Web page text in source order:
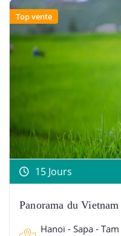
Top vente
15 Jours
Panorama du Vietnam
Hanoï - Sapa -